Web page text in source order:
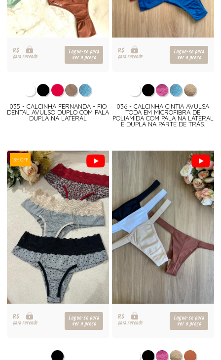
R$
para revenda
Logue-se para
ver o preço
035 - CALCINHA FERNANDA - FIO
DENTAL AVULSO DUPLO COM PALA
DUPLA NA LATERAL
R$
para revenda
Logue-se para
ver o preço
036 - CALCINHA CINTIA AVULSA
TODA EM MICROFIBRA DE
POLIAMIDA COM PALA NA LATERAL
E DUPLA NA PARTE DE TRÁS.
18% OFF
R$
para revenda
Logue-se para
ver o preço
R$
para revenda
Logue-se para
ver o preço